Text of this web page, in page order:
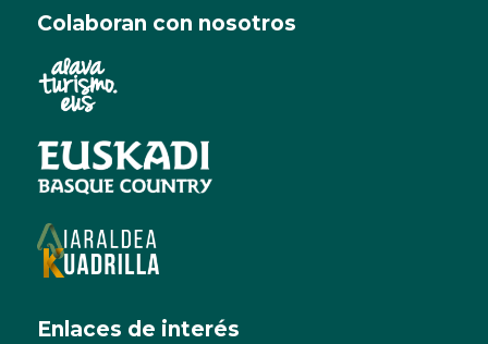
Colaboran con nosotros
Enlaces de interés